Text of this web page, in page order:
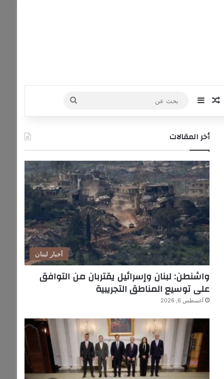
مقال عشوائي
إضافة عمود جانبي
بحث
عن
أخر المقالات
أخبار لبنان
واشنطن: لبنان وإسرائيل يقتربان من التوافق
على توسيع المناطق التجريبية
أغسطس 6, 2026